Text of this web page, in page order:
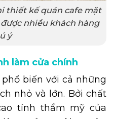
thiết kế quán cafe mặt
nhiều khách hàng
ý
làm cửa chính
biến với cả những
nhỏ và lớn. Bởi chất
tính thẩm mỹ của